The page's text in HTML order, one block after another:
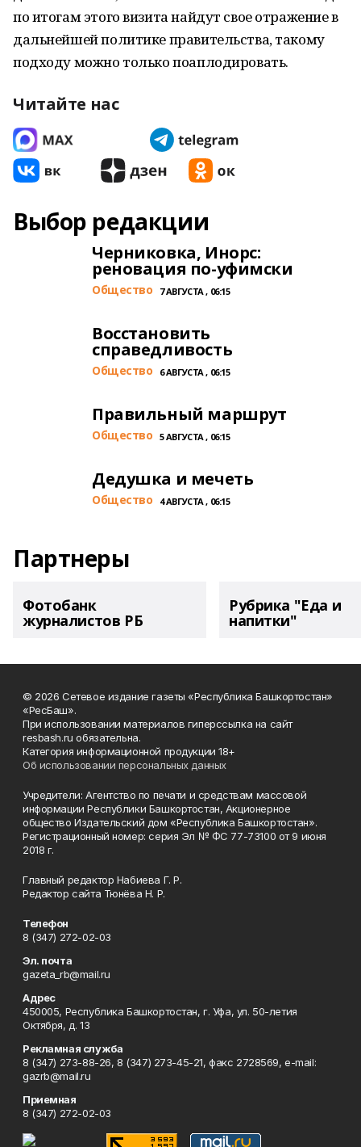
по итогам этого визита найдут свое отражение в
дальнейшей политике правительства, такому
подходу можно только поаплодировать.
Читайте нас
Выбор редакции
Черниковка, Инорс:
реновация по-уфимски
Общество 7 АВГУСТА , 06:15
Восстановить
справедливость
Общество 6 АВГУСТА , 06:15
Правильный маршрут
Общество 5 АВГУСТА , 06:15
Дедушка и мечеть
Общество 4 АВГУСТА , 06:15
Партнеры
Фотобанк
журналистов РБ
Рубрика "Еда и
напитки"
© 2026 Сетевое издание газеты «Республика Башкортостан»
«РесБаш».
При использовании материалов гиперссылка на сайт
resbash.ru обязательна.
Категория информационной продукции 18+
Об использовании персональных данных
Учредители: Агентство по печати и средствам массовой
информации Республики Башкортостан, Акционерное
общество Издательский дом «Республика Башкортостан».
Регистрационный номер: серия Эл № ФС 77-73100 от 9 июня
2018 г.
Главный редактор Набиева Г. Р.
Редактор сайта Тюнёва Н. Р.
Телефон
8 (347) 272-02-03
Эл. почта
gazeta_rb@mail.ru
Адрес
450005, Республика Башкортостан, г. Уфа, ул. 50-летия
Октября, д. 13
Рекламная служба
8 (347) 273-88-26, 8 (347) 273-45-21, факс 2728569, e-mail:
gazrb@mail.ru
Приемная
8 (347) 272-02-03